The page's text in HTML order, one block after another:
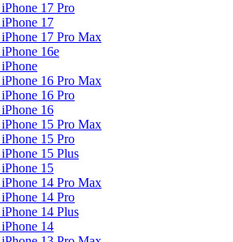
17 Pro
17
17 Pro Max
16e
16 Pro Max
16 Pro
16
15 Pro Max
15 Pro
15 Plus
15
14 Pro Max
14 Pro
14 Plus
14